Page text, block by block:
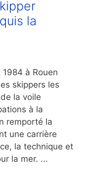
la
à Rouen
skippers les
la voile
à la
remporté la
une carrière
la technique et
la mer. ...